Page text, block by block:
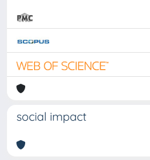
social impact